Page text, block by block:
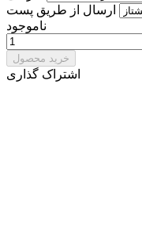
ارسال از طریق پست
ناموجود
خرید محصول
اشتراک گذاری